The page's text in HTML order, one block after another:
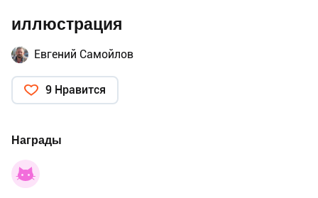
иллюстрация
Евгений Самойлов
9 Нравится
Награды